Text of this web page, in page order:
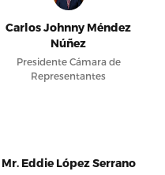
Carlos Johnny Méndez
Núñez
Presidente Cámara de
Representantes
Mr. Eddie López Serrano